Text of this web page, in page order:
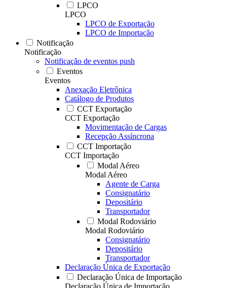
LPCO
LPCO
LPCO de Exportação
LPCO de Importação
Notificação
Notificação
Notificação de eventos push
Eventos
Eventos
Anexação Eletrônica
Catálogo de Produtos
CCT Exportação
CCT Exportação
Movimentação de Cargas
Recepção Assíncrona
CCT Importação
CCT Importação
Modal Aéreo
Modal Aéreo
Agente de Carga
Consignatário
Depositário
Transportador
Modal Rodoviário
Modal Rodoviário
Consignatário
Depositário
Transportador
Declaração Única de Exportação
Declaração Única de Importação
Declaração Única de Importação